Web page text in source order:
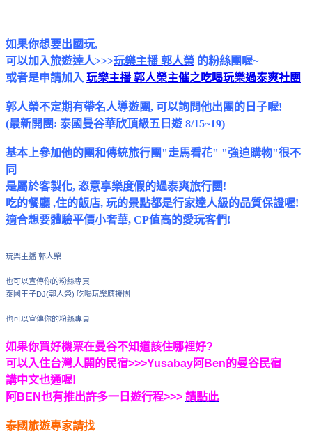
如果你想要出國玩,
可以加入旅遊達人>>>玩樂主播 郭人榮 的粉絲團喔~
或者是申請加入 玩樂主播 郭人榮主催之吃喝玩樂過泰爽社團
郭人榮不定期有帶名人導遊團, 可以詢問他出團的日子喔!
(最新開團: 泰國曼谷華欣頂級五日遊 8/15~19)
基本上參加他的團和傳統旅行團"走馬看花" "強迫購物"很不
同
是屬於客製化, 恣意享樂度假的過泰爽旅行團!
吃的餐廳 ,住的飯店, 玩的景點都是行家達人級的品質保證喔!
適合想要體驗平價小奢華, CP值高的愛玩客們!
玩樂主播 郭人榮
也可以宣傳你的粉絲專頁
泰國王子DJ(郭人榮) 吃喝玩樂應援團
也可以宣傳你的粉絲專頁
如果你買好機票在曼谷不知道該住哪裡好?
可以入住台灣人開的民宿>>>Yusabay阿Ben的曼谷民宿
講中文也通喔!
阿BEN也有推出許多一日遊行程>>> 請點此
泰國旅遊專家請找